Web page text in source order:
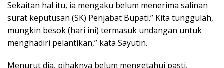
Sekaitan hal itu, ia mengaku belum menerima salinan
surat keputusan (SK) Penjabat Bupati.” Kita tunggulah,
mungkin besok (hari ini) termasuk undangan untuk
menghadiri pelantikan,” kata Sayutin.
Menurut dia, pihaknya belum mengetahui pasti,